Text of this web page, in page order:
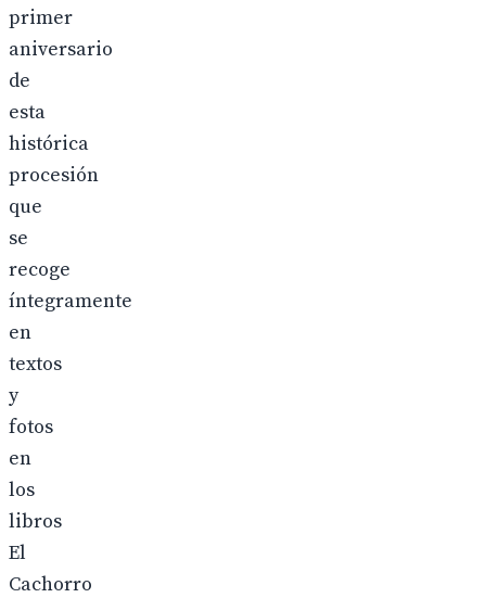
primer
aniversario
de
esta
histórica
procesión
que
se
recoge
íntegramente
en
textos
y
fotos
en
los
libros
El
Cachorro